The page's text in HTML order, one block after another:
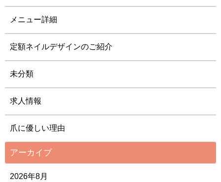
メニュー詳細
定額ネイルデザインのご紹介
未分類
求人情報
爪に優しい理由
アーカイブ
2026年8月